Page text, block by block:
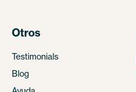
Otros
Testimonials
Blog